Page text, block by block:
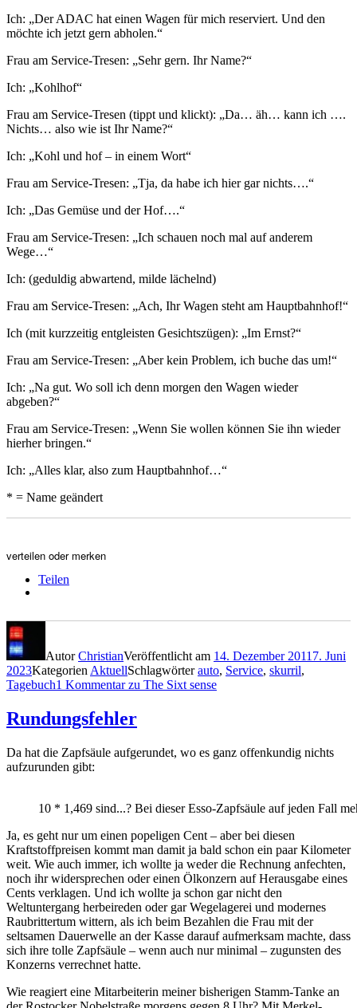
Ich: „Der ADAC hat einen Wagen für mich reserviert. Und den
möchte ich jetzt gern abholen.“
Frau am Service-Tresen: „Sehr gern. Ihr Name?“
Ich: „Kohlhof“
Frau am Service-Tresen (tippt und klickt): „Da… äh… kann ich ….
Nichts… also wie ist Ihr Name?“
Ich: „Kohl und hof – in einem Wort“
Frau am Service-Tresen: „Tja, da habe ich hier gar nichts….“
Ich: „Das Gemüse und der Hof….“
Frau am Service-Tresen: „Ich schauen noch mal auf anderem
Wege…“
Ich: (geduldig abwartend, milde lächelnd)
Frau am Service-Tresen: „Ach, Ihr Wagen steht am Hauptbahnhof!“
Ich (mit kurzzeitig entgleisten Gesichtszügen): „Im Ernst?“
Frau am Service-Tresen: „Aber kein Problem, ich buche das um!“
Ich: „Na gut. Wo soll ich denn morgen den Wagen wieder
abgeben?“
Frau am Service-Tresen: „Wenn Sie wollen können Sie ihn wieder
hierher bringen.“
Ich: „Alles klar, also zum Hauptbahnhof…“
* = Name geändert
verteilen oder merken
Teilen
AutorChristianVeröffentlicht am 14. Dezember 2011 7. Juni
2023Kategorien AktuellSchlagwörterauto, Service, skurril,
Tagebuch1 Kommentarzu The Sixt sense
Rundungsfehler
Da hat die Zapfsäule aufgerundet, wo es ganz offenkundig nichts
aufzurunden gibt:
10 * 1,469 sind...? Bei dieser Esso-Zapfsäule auf jeden Fall
Ja, es geht nur um einen popeligen Cent – aber bei diesen
Kraftstoffpreisen kommt man damit ja bald schon ein paar Kilometer
weit. Wie auch immer, ich wollte ja weder die Rechnung anfechten,
noch ihr widersprechen oder einen Ölkonzern auf Herausgabe eines
Cents verklagen. Und ich wollte ja schon gar nicht den
Weltuntergang herbeireden oder gar Wegelagerei und modernes
Raubrittertum wittern, als ich beim Bezahlen die Frau mit der
seltsamen Dauerwelle an der Kasse darauf aufmerksam machte, dass
sich ihre tolle Zapfsäule – wenn auch nur minimal – zugunsten des
Konzerns verrechnet hatte.
Wie reagiert eine Mitarbeiterin meiner bisherigen Stamm-Tanke an